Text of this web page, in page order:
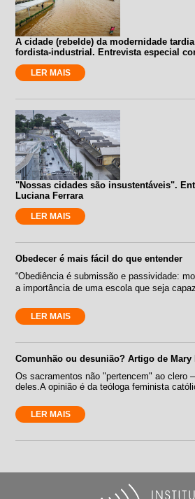
A cidade (rebelde) da modernidade
fordista-industrial. Entrevista especial
LER MAIS
"Nossas cidades são insustentáveis".
Luciana Ferrara
LER MAIS
Obedecer é mais fácil do que entender
“Obediência é submissão e passividade:
a importância de uma escola que seja
LER MAIS
Comunhão ou desunião? Artigo de Mary
Os sacramentos não "pertencem" ao clero
deles.A opinião é da teóloga feminista
LER MAIS